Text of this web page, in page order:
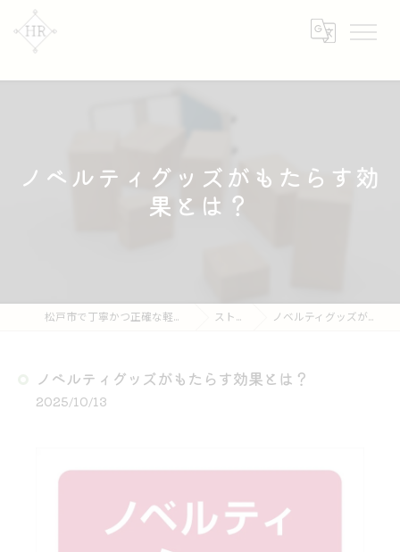
ノベルティグッズがもたらす効
果とは？
松戸市で丁寧かつ正確な軽作業なら【株式会社HR】 ストーリー ノベルティグッズがもたらす効果とは？
ノベルティグッズがもたらす効果とは？
2025/10/13